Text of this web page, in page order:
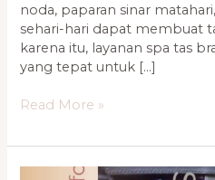
noda, paparan sinar
sehari-hari dapat membuat
karena itu, layanan spa tas
yang tepat untuk […]
Read More »